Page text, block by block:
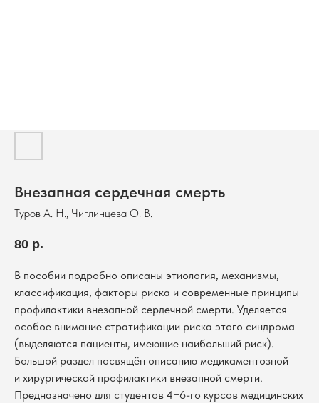
Внезапная сердечная смерть
Туров А. Н., Чиглинцева О. В.
80 р.
В пособии подробно описаны этиология, механизмы,
классификация, факторы риска и современные принципы
профилактики внезапной сердечной смерти. Уделяется
особое внимание стратификации риска этого синдрома
(выделяются пациенты, имеющие наибольший риск).
Большой раздел посвящён описанию медикаментозной
и хирургической профилактики внезапной смерти.
Предназначено для студентов 4−6-го курсов медицинских